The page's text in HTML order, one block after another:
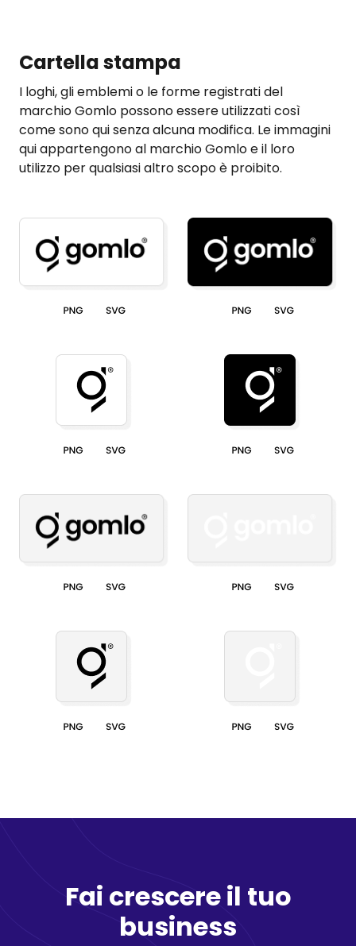
Cartella stampa
I loghi, gli emblemi o le forme registrati del
marchio Gomlo possono essere utilizzati così
come sono qui senza alcuna modifica. Le immagini
qui appartengono al marchio Gomlo e il loro
utilizzo per qualsiasi altro scopo è proibito.
Fai crescere il tuo
business